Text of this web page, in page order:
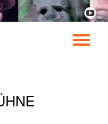
fa-
play